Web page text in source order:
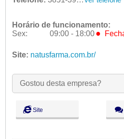
Horário de funcionamento:
Sex:
09:00 - 18:00 ●
Ter:
09:00 - 18:00
Qui:
09:00 - 18:00
Sex:
09:00 - 18:00●
Sáb:
Dom:
Fechado
Site: natusfarma.com.br/
Gostou desta empresa?
Site